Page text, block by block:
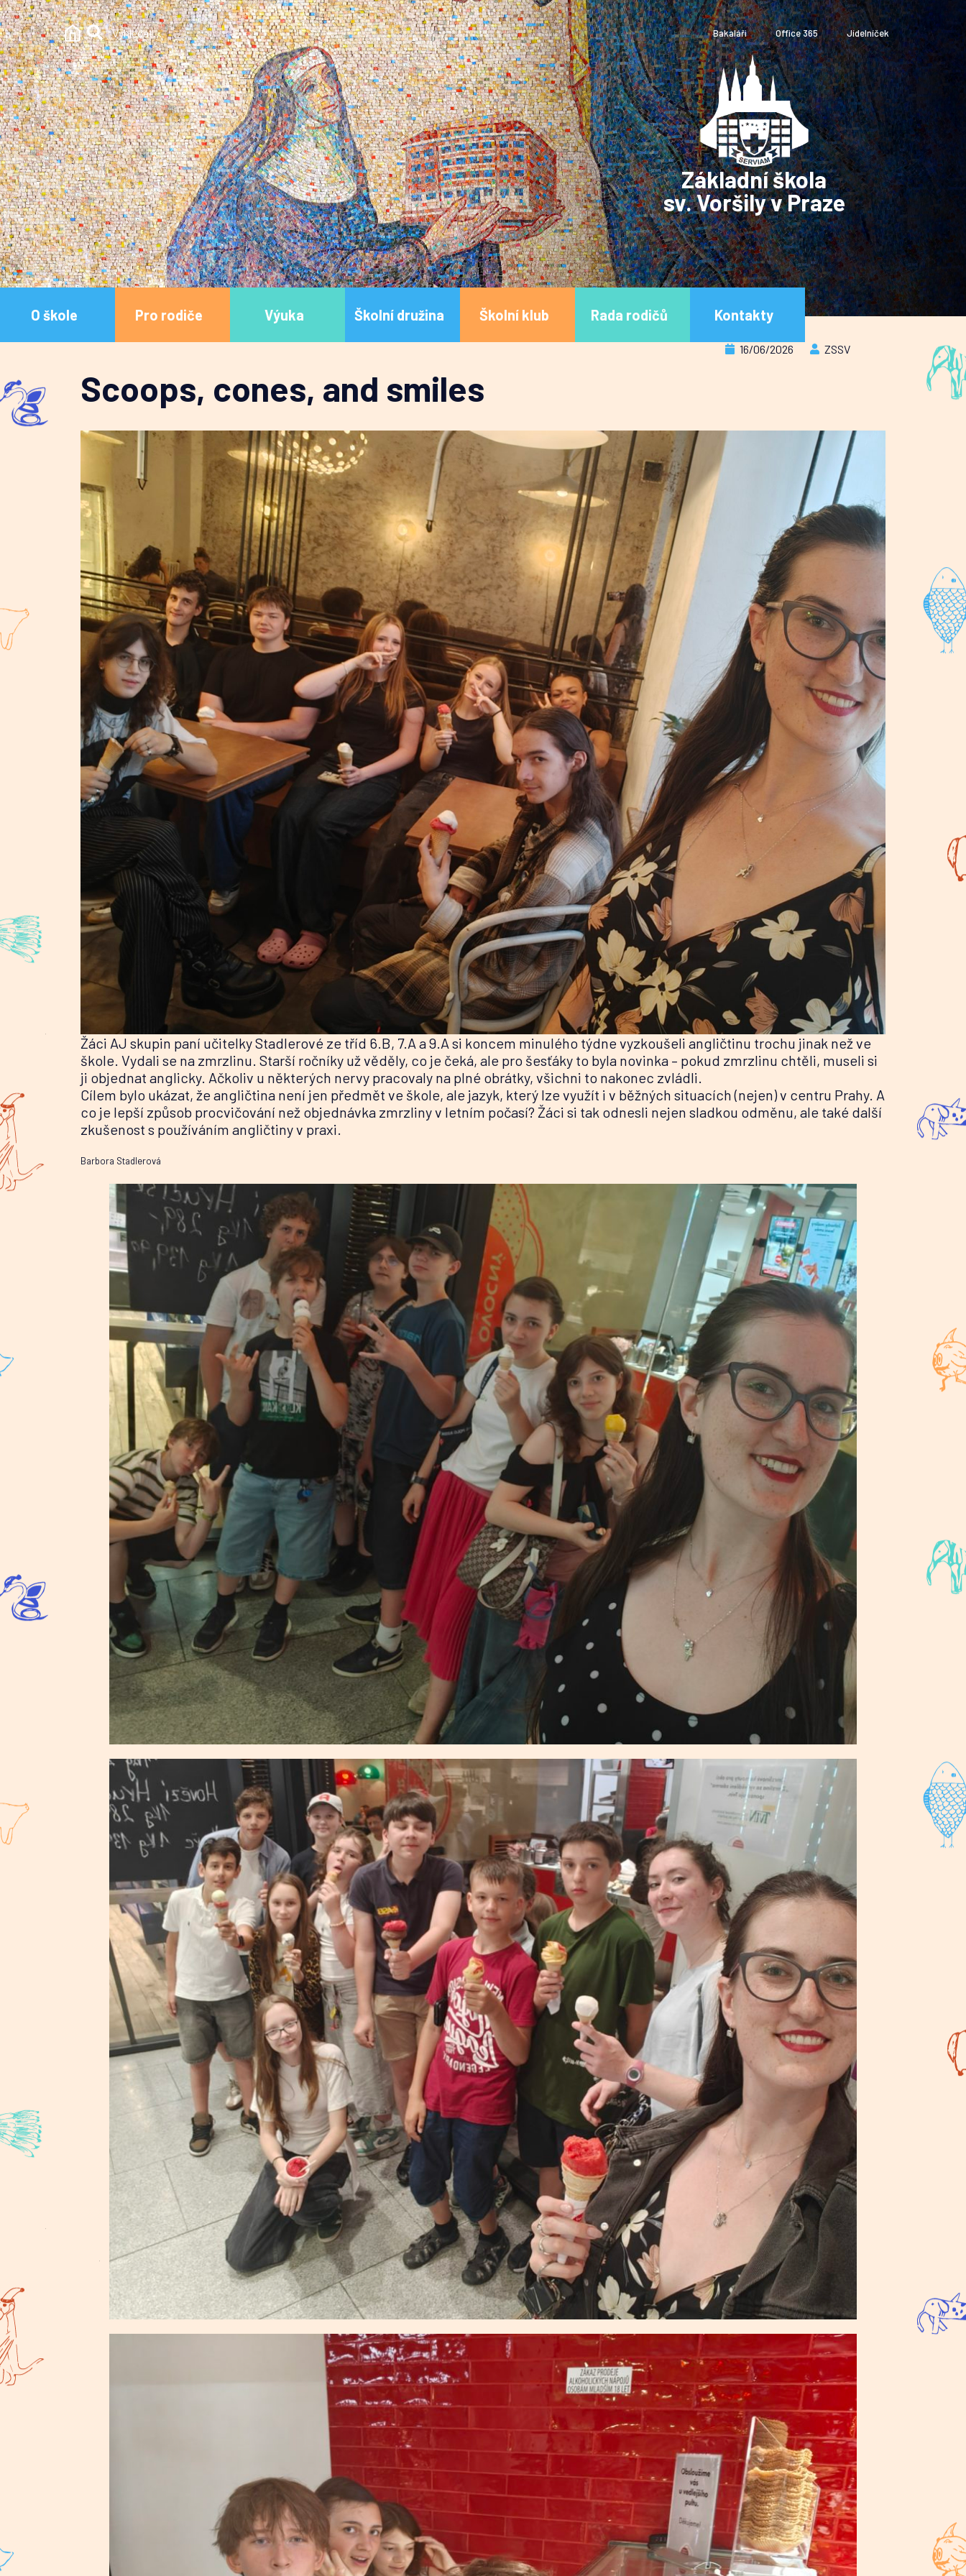
Bakaláři Office 365 Jídelníček
Základní škola
sv. Voršily v Praze
O škole Pro rodiče Výuka Školní družina Školní klub Rada rodičů Kontakty
Scoops, cones, and smiles
16/06/2026 ZSSV
Žáci AJ skupin paní učitelky Stadlerové ze tříd 6.B, 7.A a 9.A si koncem minulého týdne vyzkoušeli angličtinu trochu jinak než ve
škole. Vydali se na zmrzlinu. Starší ročníky už věděly, co je čeká, ale pro šesťáky to byla novinka – pokud zmrzlinu chtěli, museli si
ji objednat anglicky. Ačkoliv u některých nervy pracovaly na plné obrátky, všichni to nakonec zvládli.
Cílem bylo ukázat, že angličtina není jen předmět ve škole, ale jazyk, který lze využít i v běžných situacích (nejen) v centru Prahy. A
co je lepší způsob procvičování než objednávka zmrzliny v letním počasí? Žáci si tak odnesli nejen sladkou odměnu, ale také další
zkušenost s používáním angličtiny v praxi.
Barbora Stadlerová